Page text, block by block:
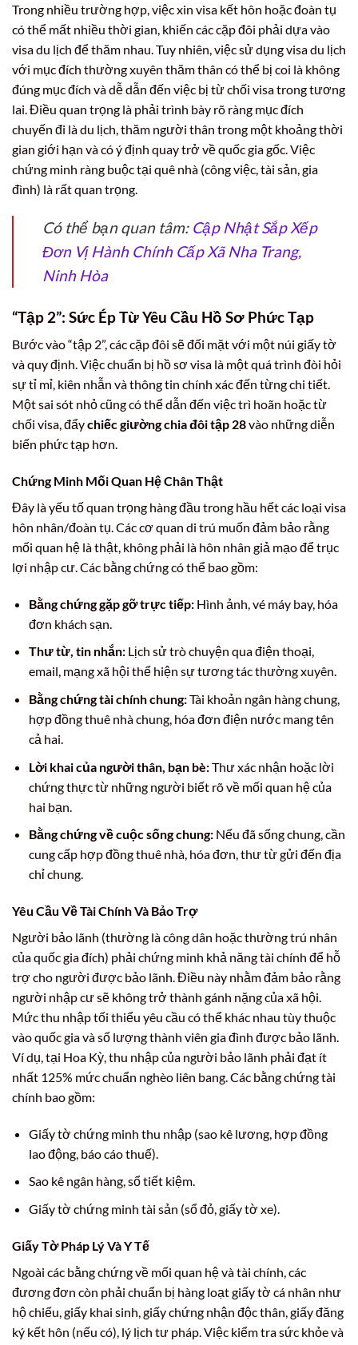
Trong nhiều trường hợp, việc xin visa kết hôn hoặc đoàn tụ
có thể mất nhiều thời gian, khiến các cặp đôi phải dựa vào
visa du lịch để thăm nhau. Tuy nhiên, việc sử dụng visa du lịch
với mục đích thường xuyên thăm thân có thể bị coi là không
đúng mục đích và dễ dẫn đến việc bị từ chối visa trong tương
lai. Điều quan trọng là phải trình bày rõ ràng mục đích
chuyến đi là du lịch, thăm người thân trong một khoảng thời
gian giới hạn và có ý định quay trở về quốc gia gốc. Việc
chứng minh ràng buộc tại quê nhà (công việc, tài sản, gia
đình) là rất quan trọng.
Có thể bạn quan tâm: Cập Nhật Sắp Xếp
Đơn Vị Hành Chính Cấp Xã Nha Trang,
Ninh Hòa
“Tập 2”: Sức Ép Từ Yêu Cầu Hồ Sơ Phức Tạp
Bước vào “tập 2”, các cặp đôi sẽ đối mặt với một núi giấy tờ
và quy định. Việc chuẩn bị hồ sơ visa là một quá trình đòi hỏi
sự tỉ mỉ, kiên nhẫn và thông tin chính xác đến từng chi tiết.
Một sai sót nhỏ cũng có thể dẫn đến việc trì hoãn hoặc từ
chối visa, đẩychiếc giường chia đôi tập 28vào những diễn
biến phức tạp hơn.
Chứng Minh Mối Quan Hệ Chân Thật
Đây là yếu tố quan trọng hàng đầu trong hầu hết các loại visa
hôn nhân/đoàn tụ. Các cơ quan di trú muốn đảm bảo rằng
mối quan hệ là thật, không phải là hôn nhân giả mạo để trục
lợi nhập cư. Các bằng chứng có thể bao gồm:
Bằng chứng gặp gỡ trực tiếp:Hình ảnh, vé máy bay, hóa
đơn khách sạn.
Thư từ, tin nhắn:Lịch sử trò chuyện qua điện thoại,
email, mạng xã hội thể hiện sự tương tác thường xuyên.
Bằng chứng tài chính chung:Tài khoản ngân hàng chung,
hợp đồng thuê nhà chung, hóa đơn điện nước mang tên
cả hai.
Lời khai của người thân, bạn bè:Thư xác nhận hoặc lời
chứng thực từ những người biết rõ về mối quan hệ của
hai bạn.
Bằng chứng về cuộc sống chung:Nếu đã sống chung, cần
cung cấp hợp đồng thuê nhà, hóa đơn, thư từ gửi đến địa
chỉ chung.
Yêu Cầu Về Tài Chính Và Bảo Trợ
Người bảo lãnh (thường là công dân hoặc thường trú nhân
của quốc gia đích) phải chứng minh khả năng tài chính để hỗ
trợ cho người được bảo lãnh. Điều này nhằm đảm bảo rằng
người nhập cư sẽ không trở thành gánh nặng của xã hội.
Mức thu nhập tối thiểu yêu cầu có thể khác nhau tùy thuộc
vào quốc gia và số lượng thành viên gia đình được bảo lãnh.
Ví dụ, tại Hoa Kỳ, thu nhập của người bảo lãnh phải đạt ít
nhất 125% mức chuẩn nghèo liên bang. Các bằng chứng tài
chính bao gồm:
Giấy tờ chứng minh thu nhập (sao kê lương, hợp đồng
lao động, báo cáo thuế).
Sao kê ngân hàng, sổ tiết kiệm.
Giấy tờ chứng minh tài sản (sổ đỏ, giấy tờ xe).
Giấy Tờ Pháp Lý Và Y Tế
Ngoài các bằng chứng về mối quan hệ và tài chính, các
đương đơn còn phải chuẩn bị hàng loạt giấy tờ cá nhân như
hộ chiếu, giấy khai sinh, giấy chứng nhận độc thân, giấy đăng
ký kết hôn (nếu có), lý lịch tư pháp. Việc kiểm tra sức khỏe và